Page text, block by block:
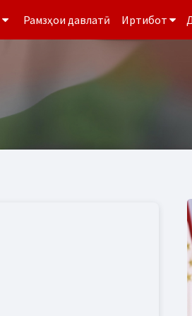
Рамзҳои давлатӣ Иртибот